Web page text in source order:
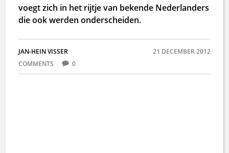
voegt zich in het rijtje van bekende Nederlanders
die ook werden onderscheiden.
JAN-HEIN VISSER
21 DECEMBER 2012
COMMENTS
0